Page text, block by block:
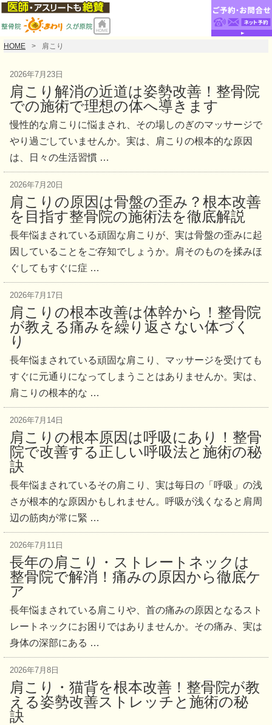
HOME 肩こり
2026年7月23日
肩こり解消の近道は姿勢改善！整骨院
での施術で理想の体へ導きます
慢性的な肩こりに悩まされ、その場しのぎのマッサージで
やり過ごしていませんか。実は、肩こりの根本的な原因
は、日々の生活習慣 …
2026年7月20日
肩こりの原因は骨盤の歪み？根本改善
を目指す整骨院の施術法を徹底解説
長年悩まされている頑固な肩こりが、実は骨盤の歪みに起
因していることをご存知でしょうか。肩そのものを揉みほ
ぐしてもすぐに症 …
2026年7月17日
肩こりの根本改善は体幹から！整骨院
が教える痛みを繰り返さない体づく
り
長年悩まされている頑固な肩こり、マッサージを受けても
すぐに元通りになってしまうことはありませんか。実は、
肩こりの根本的な …
2026年7月14日
肩こりの根本原因は呼吸にあり！整骨
院で改善する正しい呼吸法と施術の秘
訣
長年悩まされているその肩こり、実は毎日の「呼吸」の浅
さが根本的な原因かもしれません。呼吸が浅くなると肩周
辺の筋肉が常に緊 …
2026年7月11日
長年の肩こり・ストレートネックは
整骨院で解消！痛みの原因から徹底ケ
ア
長年悩まされている肩こりや、首の痛みの原因となるスト
レートネックにお困りではありませんか。その痛み、実は
身体の深部にある …
2026年7月8日
肩こり・猫背を根本改善！整骨院が教
える姿勢改善ストレッチと施術の秘
訣